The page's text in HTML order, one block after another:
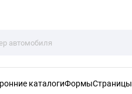
каталогиФормыСтраницы